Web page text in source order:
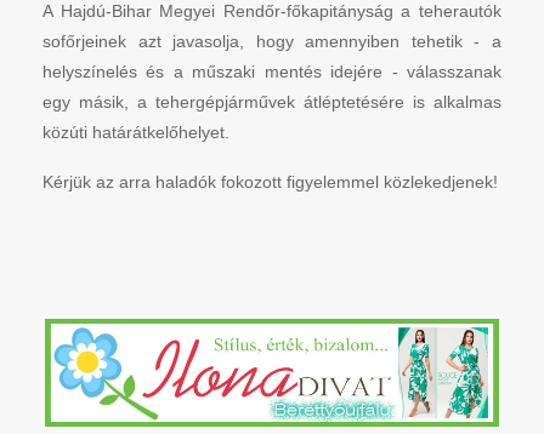
A Hajdú-Bihar Megyei Rendőr-főkapitányság a teherautók
sofőrjeinek azt javasolja, hogy amennyiben tehetik - a
helyszínelés és a műszaki mentés idejére - válasszanak
egy másik, a tehergépjárművek átléptetésére is alkalmas
közúti határátkelőhelyet.
Kérjük az arra haladók fokozott figyelemmel közlekedjenek!